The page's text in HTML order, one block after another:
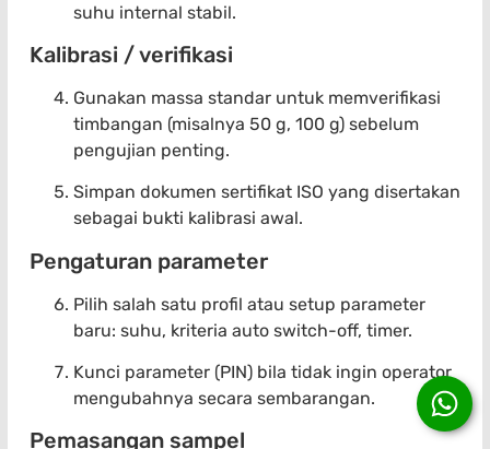
suhu internal stabil.
Kalibrasi / verifikasi
Gunakan massa standar untuk memverifikasi
timbangan (misalnya 50 g, 100 g) sebelum
pengujian penting.
Simpan dokumen sertifikat ISO yang disertakan
sebagai bukti kalibrasi awal.
Pengaturan parameter
Pilih salah satu profil atau setup parameter
baru: suhu, kriteria auto switch-off, timer.
Kunci parameter (PIN) bila tidak ingin operator
mengubahnya secara sembarangan.
Pemasangan sampel